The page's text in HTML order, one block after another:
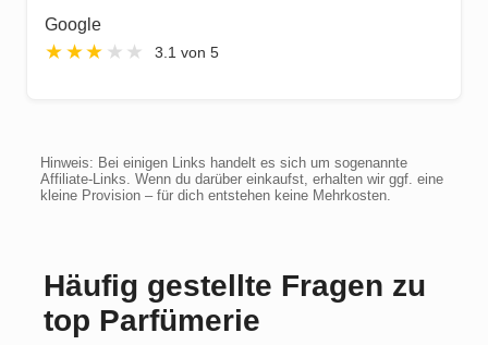
Google
★★★ ★ ★ 3.1 von 5
Hinweis: Bei einigen Links handelt es sich um sogenannte
Affiliate-Links. Wenn du darüber einkaufst, erhalten wir ggf. eine
kleine Provision – für dich entstehen keine Mehrkosten.
Häufig gestellte Fragen zu
top Parfümerie